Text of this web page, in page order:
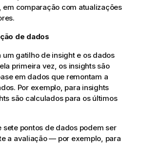
em comparação com atualizações
de dados
um gatilho de insight e os dados
primeira vez, os insights são
em dados que remontam a
Por exemplo, para insights
são calculados para os últimos
sete pontos de dados podem ser
a avaliação — por exemplo, para